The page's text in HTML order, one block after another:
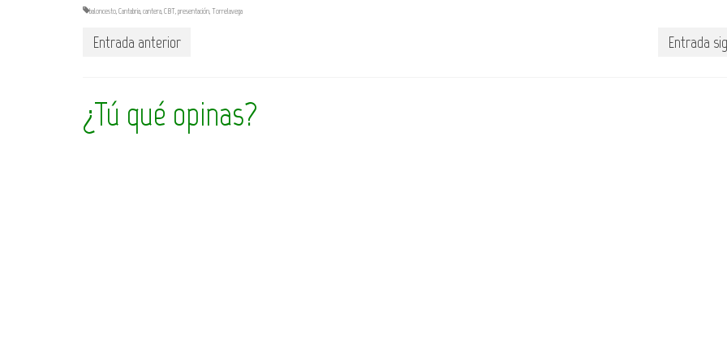
baloncesto,Cantabria,cantera,CBT,presentación,Torrelavega
Entrada anterior Entrada
¿Tú qué opinas?